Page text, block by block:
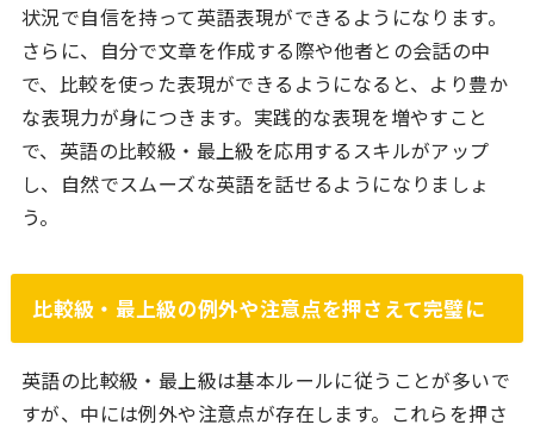
状況で自信を持って英語表現ができるようになります。
さらに、自分で文章を作成する際や他者との会話の中
で、比較を使った表現ができるようになると、より豊か
な表現力が身につきます。実践的な表現を増やすこと
で、英語の比較級・最上級を応用するスキルがアップ
し、自然でスムーズな英語を話せるようになりましょ
う。
比較級・最上級の例外や注意点を押さえて完璧に
英語の比較級・最上級は基本ルールに従うことが多いで
すが、中には例外や注意点が存在します。これらを押さ